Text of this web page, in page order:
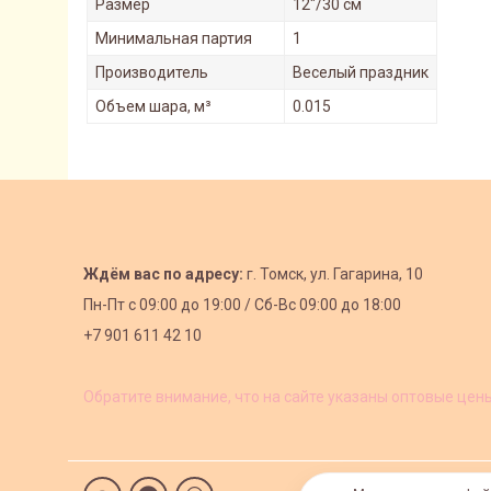
Размер
12"/30 см
Минимальная партия
1
Производитель
Веселый праздник
Объем шара, м³
0.015
Ждём вас по адресу: г. Томск, ул. Гагарина, 10
Пн-Пт с09:00 до 19:00 /Сб-Вс 09:00 до 18:00
+7 901 611 42 10
Обратите внимание, что на сайте указаны оптовые